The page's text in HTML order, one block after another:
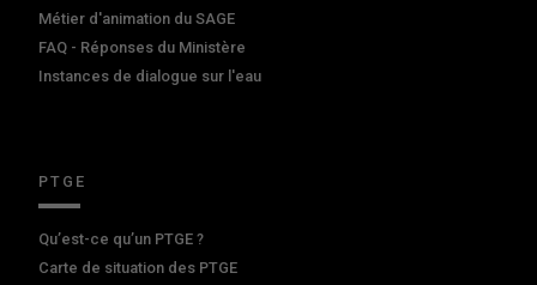
Métier d'animation du SAGE
FAQ - Réponses du Ministère
Instances de dialogue sur l'eau
PTGE
Qu’est-ce qu’un PTGE ?
Carte de situation des PTGE